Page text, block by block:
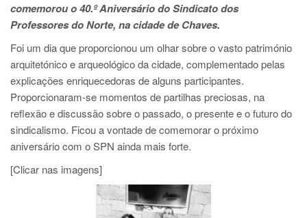
comemorou o 40.º Aniversário do Sindicato dos
Professores do Norte, na cidade de Chaves.
Foi um dia que proporcionou um olhar sobre o vasto património
arquitetónico e arqueológico da cidade, complementado pelas
explicações enriquecedoras de alguns participantes.
Proporcionaram-se momentos de partilhas preciosas, na
reflexão e discussão sobre o passado, o presente e o futuro do
sindicalismo. Ficou a vontade de comemorar o próximo
aniversário com o SPN ainda mais forte.
[Clicar nas imagens]